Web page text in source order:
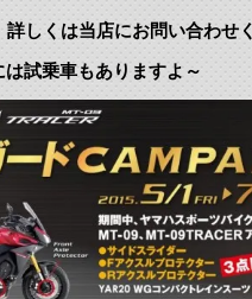
しくは当店にお問い合わせ
試乗車もありますよ～